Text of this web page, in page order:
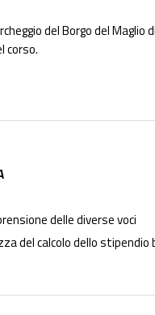
del Borgo del
corso.
delle diverse voci
del calcolo dello stipendio